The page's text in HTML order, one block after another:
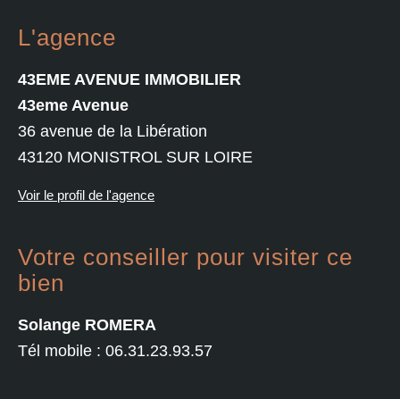
L'agence
43EME AVENUE IMMOBILIER
43eme Avenue
36 avenue de la Libération
43120 MONISTROL SUR LOIRE
Voir le profil de l'agence
Votre conseiller pour visiter ce
bien
Solange ROMERA
Tél mobile : 06.31.23.93.57